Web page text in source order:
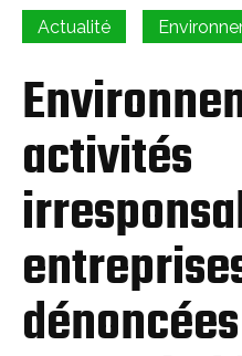
Actualité
activités